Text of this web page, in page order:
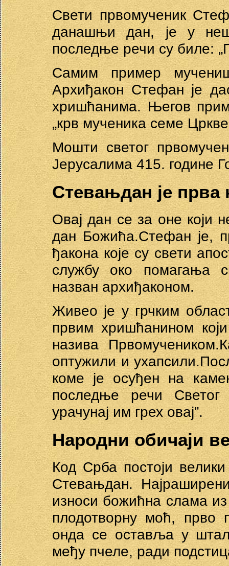
Свети првомученик
данашњи дан, је у
последње речи су биле:
Самим пример
Архиђакон Стефан је
хришћанима. Његов
„крв мученика семе
Мошти светог
Јерусалима 415. године
Стевањдан је прва
Овај дан се за оне који
дан Божића.Стефан је,
ђакона које су свети
службу око помагања
назван архиђаконом.
Живео је у грчким
првим хришћанином
назива
оптужили и
коме је осуђен на
последње речи
урачунај им грех овај”.
Народни обичаји
Код Срба постоји
Стевањдан.
износи божићна слама
плодотворну моћ,
онда се оставља у
међу пчеле, ради